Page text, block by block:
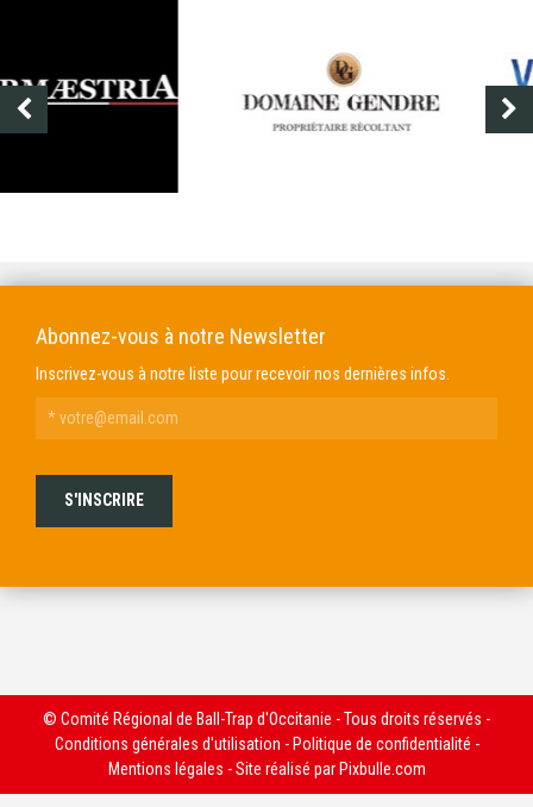
Abonnez-vous à notre Newsletter
Inscrivez-vous à notre liste pour recevoir nos dernières infos.
© Comité Régional de Ball-Trap d'Occitanie - Tous droits réservés -
Conditions générales d'utilisation - Politique de confidentialité -
Mentions légales - Site réalisé par Pixbulle.com